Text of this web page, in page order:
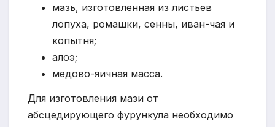
мазь, изготовленная из листьев
лопуха, ромашки, сенны, иван-чая и
копытня;
алоэ;
медово-яичная масса.
Для изготовления мази от
абсцедирующего фурункула необходимо